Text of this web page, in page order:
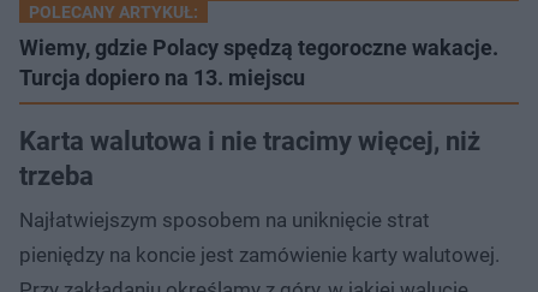
POLECANY ARTYKUŁ:
Wiemy, gdzie Polacy spędzą tegoroczne wakacje.
Turcja dopiero na 13. miejscu
Karta walutowa i nie tracimy więcej, niż
trzeba
Najłatwiejszym sposobem na uniknięcie strat
pieniędzy na koncie jest zamówienie karty walutowej.